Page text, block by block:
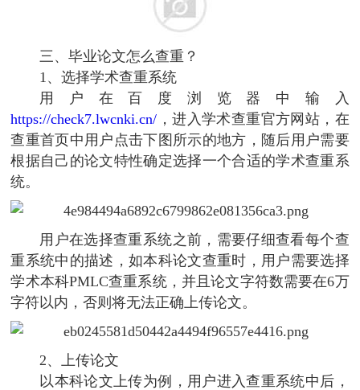
三、毕业论文怎么查重？
1、选择学术查重系统
用户在百度浏览器中输入
https://check7.lwcnki.cn/ ，进入学术查重官方网站，在
查重首页中用户点击下图所示的地方，随后用户需要
根据自己的论文特性确定选择一个合适的学术查重系
统。
用户在选择查重系统之前，需要仔细查看每个查
重系统中的描述，如本科论文查重时，用户需要选择
学术本科PMLC查重系统，并且论文字符数需要在6万
字符以内，否则将无法正确上传论文。
2、上传论文
以本科论文上传为例，用户进入查重系统中后，